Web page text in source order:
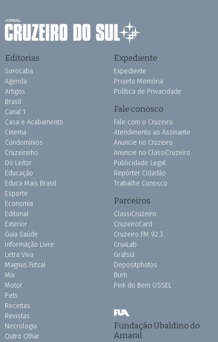
Editorias
Sorocaba
Agenda
Artigos
Brasil
Canal 1
Casa e Acabamento
Cinema
Condomínios
Cruzeirinho
Do Leitor
Educação
Educa Mais Brasil
Esporte
Economia
Editorial
Exterior
Guia Saúde
Informação Livre
Letra Viva
Magnus Futsal
Mix
Motor
Pets
Receitas
Revistas
Necrologia
Outro Olhar
Expediente
Expediente
Projeto Memória
Política de Privacidade
Fale conosco
Fale com o Cruzeiro
Atendimento ao Assinante
Anuncie no Cruzeiro
Anuncie no ClassiCruzeiro
Publicidade Legal
Repórter Cidadão
Trabalhe Conosco
Parceiros
ClassiCruzeiro
CruzeiroCard
Cruzeiro FM 92.3
CruxLab
Grafsul
Depositphotos
Burh
Pink do Bem OSSEL
Fundação Ubaldino do
Amaral